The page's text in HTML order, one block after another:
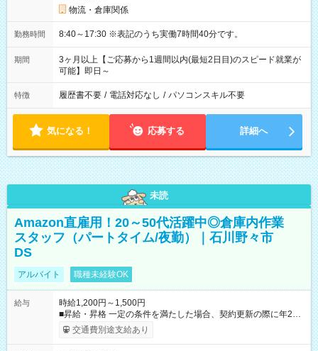
物流・倉庫関係
勤務時間 8:40～17:30 ※表記のうち実働7時間40分です。
期間
3ヶ月以上【ご応募から1週間以内(最短2日目)のスピード就業が
可能】即日～
特徴 履歴書不要 / 電話対応なし / パソコンスキル不要
気になる！ 応募する 詳細へ
未読
Amazon直雇用！20～50代活躍中◎倉庫内作業
スタッフ（パートタイム/夜勤）｜石川野々市
DS
アルバイト 職種未経験OK
給与
時給1,200円～1,500円
■昇給・昇格 一定の条件を満たした場合、契約更新の際に年2回
まで昇給の機会があります。 ■正社員登用制度あり ※月末締/翌
月25日支払い ※時間外手当、別途支給 ※深夜割増賃金 (22:00～
交通費別途支給あり